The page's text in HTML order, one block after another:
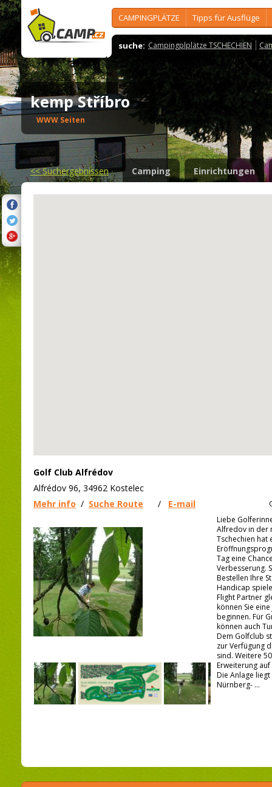
CAMPINGPLÄTZE Tipps für Ausflüge
suche: Campingplplätze TSCHECHIEN
kemp Stříbro
WWW Seiten
<<Suchergebnissen Camping Einrichtungen
Golf Club Alfrédov
Alfrédov 96, 34962 Kostelec
Mehr info / Suche Route / E-mail
Liebe
Alfredov in der
Tschechien hat
Tag eine
Verbesserung.
Bestellen Ihre
Handicap
Flight Partner
können Sie
beginnen. Für
können auch
Dem Golfclub
zur Verfügung
sind. Weitere
Erweiterung
Die Anlage
Nürnberg- ...